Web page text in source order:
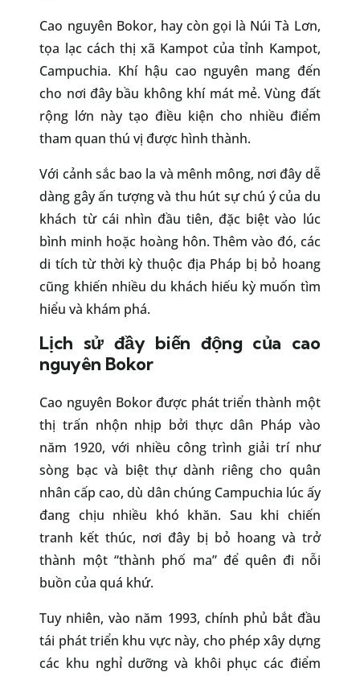
Cao nguyên Bokor, hay còn gọi là Núi Tà Lơn,
tọa lạc cách thị xã Kampot của tỉnh Kampot,
Campuchia. Khí hậu cao nguyên mang đến
cho nơi đây bầu không khí mát mẻ. Vùng đất
rộng lớn này tạo điều kiện cho nhiều điểm
tham quan thú vị được hình thành.
Với cảnh sắc bao la và mênh mông, nơi đây dễ
dàng gây ấn tượng và thu hút sự chú ý của du
khách từ cái nhìn đầu tiên, đặc biệt vào lúc
bình minh hoặc hoàng hôn. Thêm vào đó, các
di tích từ thời kỳ thuộc địa Pháp bị bỏ hoang
cũng khiến nhiều du khách hiếu kỳ muốn tìm
hiểu và khám phá.
Lịch sử đầy biến động của cao
nguyên Bokor
Cao nguyên Bokor được phát triển thành một
thị trấn nhộn nhịp bởi thực dân Pháp vào
năm 1920, với nhiều công trình giải trí như
sòng bạc và biệt thự dành riêng cho quân
nhân cấp cao, dù dân chúng Campuchia lúc ấy
đang chịu nhiều khó khăn. Sau khi chiến
tranh kết thúc, nơi đây bị bỏ hoang và trở
thành một “thành phố ma” để quên đi nỗi
buồn của quá khứ.
Tuy nhiên, vào năm 1993, chính phủ bắt đầu
tái phát triển khu vực này, cho phép xây dựng
các khu nghỉ dưỡng và khôi phục các điểm